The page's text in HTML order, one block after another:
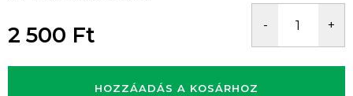
2 500 Ft
HOZZÁADÁS A KOSÁRHOZ